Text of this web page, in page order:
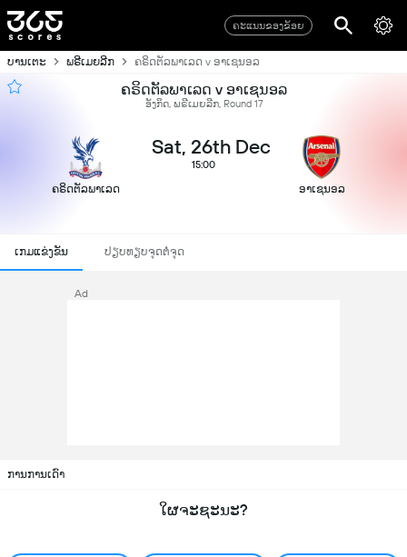
ຄະແນນຂອງຂ້ອຍ
ບານເຕະ ພຣີເມຍລີກ ຄຣິດຕັລພາເລດ v ອາເຊນອລ
ຄຣິດຕັລພາເລດ v ອາເຊນອລ
ອັງກິດ, ພຣີເມຍລີກ, Round 17
ຄຣິດຕັລພາເລດ
Sat, 26th Dec
15:00
ອາເຊນອລ
ເກມແຂ່ງຂັນ ປຽບທຽບຈຸດຕໍ່ຈຸດ
Ad
ການການເດົາ
ໃຜຈະຊະນະ?